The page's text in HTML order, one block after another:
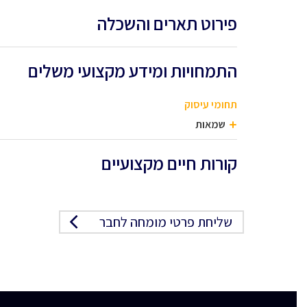
פירוט תארים והשכלה
התמחויות ומידע מקצועי משלים
תחומי עיסוק
שמאות
קורות חיים מקצועיים
שליחת פרטי מומחה לחבר